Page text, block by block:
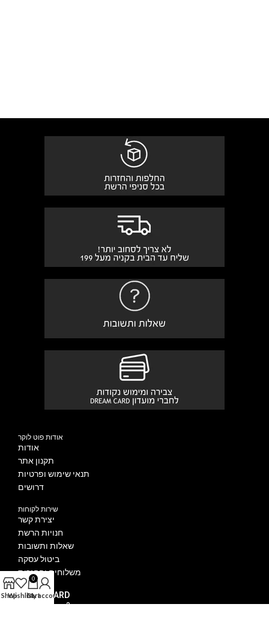
אודות פוט לוקר
אודות
תקנון אתר
תנאי שימוש ופרטיות
דרושים
שירות לקוחות
יצירת קשר
חנויות הרשת
שאלות ותשובות
ביטול עסקה
משלוחים והחזרות
DREAM CARD
איך מצטרפים?
ShopWishlist
0
Cart
My account